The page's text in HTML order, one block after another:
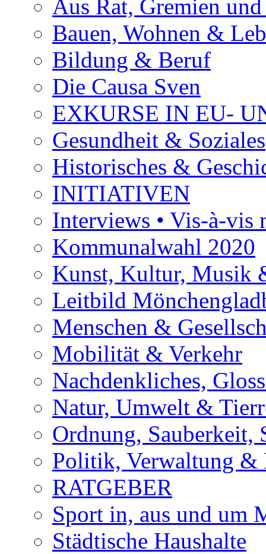
Aus Rat, Gremien
Bauen, Wohnen &
Bildung & Beruf
Die Causa Sven
EXKURSE IN EU-
Gesundheit & Soziales
Historisches &
INITIATIVEN
Interviews • Vis-à-vis
Kommunalwahl 2020
Kunst, Kultur, Musik
Leitbild
Menschen &
Mobilität & Verkehr
Nachdenkliches,
Natur, Umwelt &
Ordnung,
Politik, Verwaltung &
RATGEBER
Sport in, aus und um
Städtische Haushalte